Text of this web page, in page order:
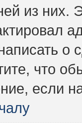
из них.
о
что
если